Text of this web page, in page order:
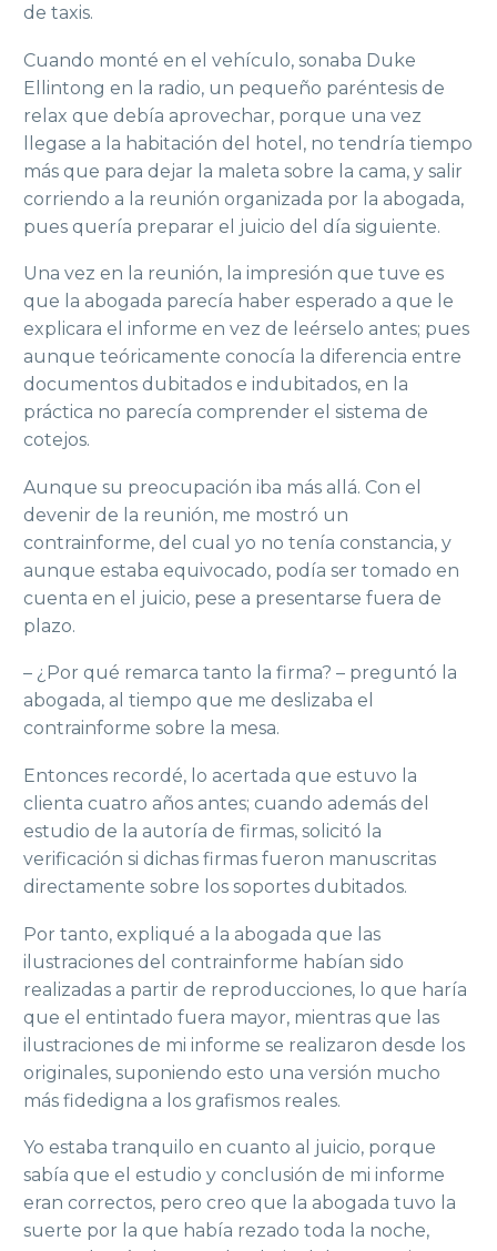
de taxis.
Cuando monté en el vehículo, sonaba Duke
Ellintong en la radio, un pequeño paréntesis de
relax que debía aprovechar, porque una vez
llegase a la habitación del hotel, no tendría tiempo
más que para dejar la maleta sobre la cama, y salir
corriendo a la reunión organizada por la abogada,
pues quería preparar el juicio del día siguiente.
Una vez en la reunión, la impresión que tuve es
que la abogada parecía haber esperado a que le
explicara el informe en vez de leérselo antes; pues
aunque teóricamente conocía la diferencia entre
documentos dubitados e indubitados, en la
práctica no parecía comprender el sistema de
cotejos.
Aunque su preocupación iba más allá. Con el
devenir de la reunión, me mostró un
contrainforme, del cual yo no tenía constancia, y
aunque estaba equivocado, podía ser tomado en
cuenta en el juicio, pese a presentarse fuera de
plazo.
– ¿Por qué remarca tanto la firma? – preguntó la
abogada, al tiempo que me deslizaba el
contrainforme sobre la mesa.
Entonces recordé, lo acertada que estuvo la
clienta cuatro años antes; cuando además del
estudio de la autoría de firmas, solicitó la
verificación si dichas firmas fueron manuscritas
directamente sobre los soportes dubitados.
Por tanto, expliqué a la abogada que las
ilustraciones del contrainforme habían sido
realizadas a partir de reproducciones, lo que haría
que el entintado fuera mayor, mientras que las
ilustraciones de mi informe se realizaron desde los
originales, suponiendo esto una versión mucho
más fidedigna a los grafismos reales.
Yo estaba tranquilo en cuanto al juicio, porque
sabía que el estudio y conclusión de mi informe
eran correctos, pero creo que la abogada tuvo la
suerte por la que había rezado toda la noche,